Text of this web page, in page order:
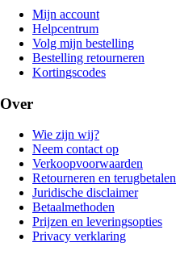
Mijn account
Helpcentrum
Volg mijn bestelling
Bestelling retourneren
Kortingscodes
Over
Wie zijn wij?
Neem contact op
Verkoopvoorwaarden
Retourneren en terugbetalen
Juridische disclaimer
Betaalmethoden
Prijzen en leveringsopties
Privacy verklaring